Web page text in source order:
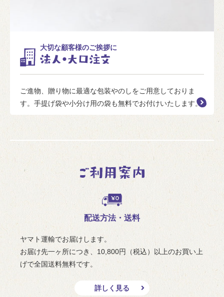
大切な顧客様のご挨拶に
ご進物、贈り物に最適な包装やのしをご用意しておりま
す。手提げ袋や小分け用の袋も無料でお付けいたします。
配送方法・送料
ヤマト運輸でお届けします。
お届け先一ヶ所につき、10,800円（税込）以上のお買い上
げで全国送料無料です。
詳しく見る